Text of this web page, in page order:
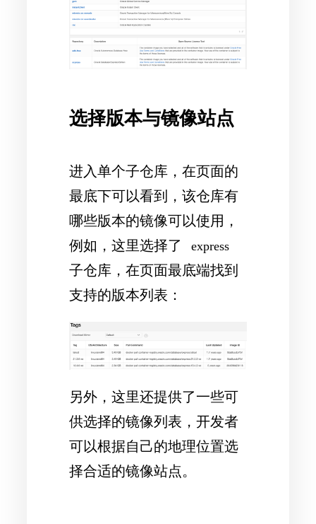
选择版本与镜像站点
进入单个子仓库，在页面的
最底下可以看到，该仓库有
哪些版本的镜像可以使用，
例如，这里选择了
express
子仓库，在页面最底端找到
支持的版本列表：
另外，这里还提供了一些可
供选择的镜像列表，开发者
可以根据自己的地理位置选
择合适的镜像站点。